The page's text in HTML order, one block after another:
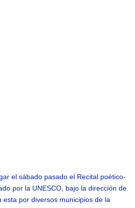
el sábado pasado el Recital poético-
por la UNESCO, bajo la dirección de
esta por diversos municipios de la